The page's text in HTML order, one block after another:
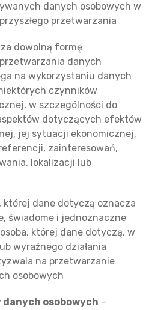
danych osobowych w
przetwarzania
dowolną formę
danych
na wykorzystaniu danych
czynników
w szczególności do
dotyczących efektów
jej sytuacji ekonomicznej,
zainteresowań,
lokalizacji lub
której dane dotyczą oznacza
świadome i jednoznaczne
której dane dotyczą, w
wyraźnego działania
na przetwarzanie
osobowych
osobowych –